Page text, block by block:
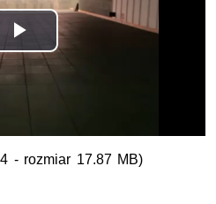
Odtwórz
- rozmiar 17.87 MB)